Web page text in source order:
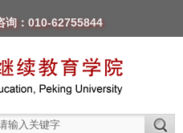
询：010-62755844